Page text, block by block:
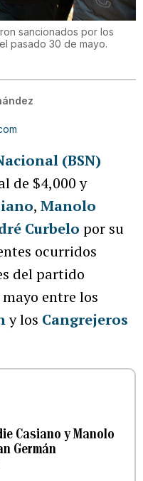
sancionados por los
pasado 30 de mayo.
(BSN)
de $4,000 y
, Manolo
Curbelo por su
ocurridos
del partido
entre los
y los Cangrejeros
Casiano y Manolo
Germán